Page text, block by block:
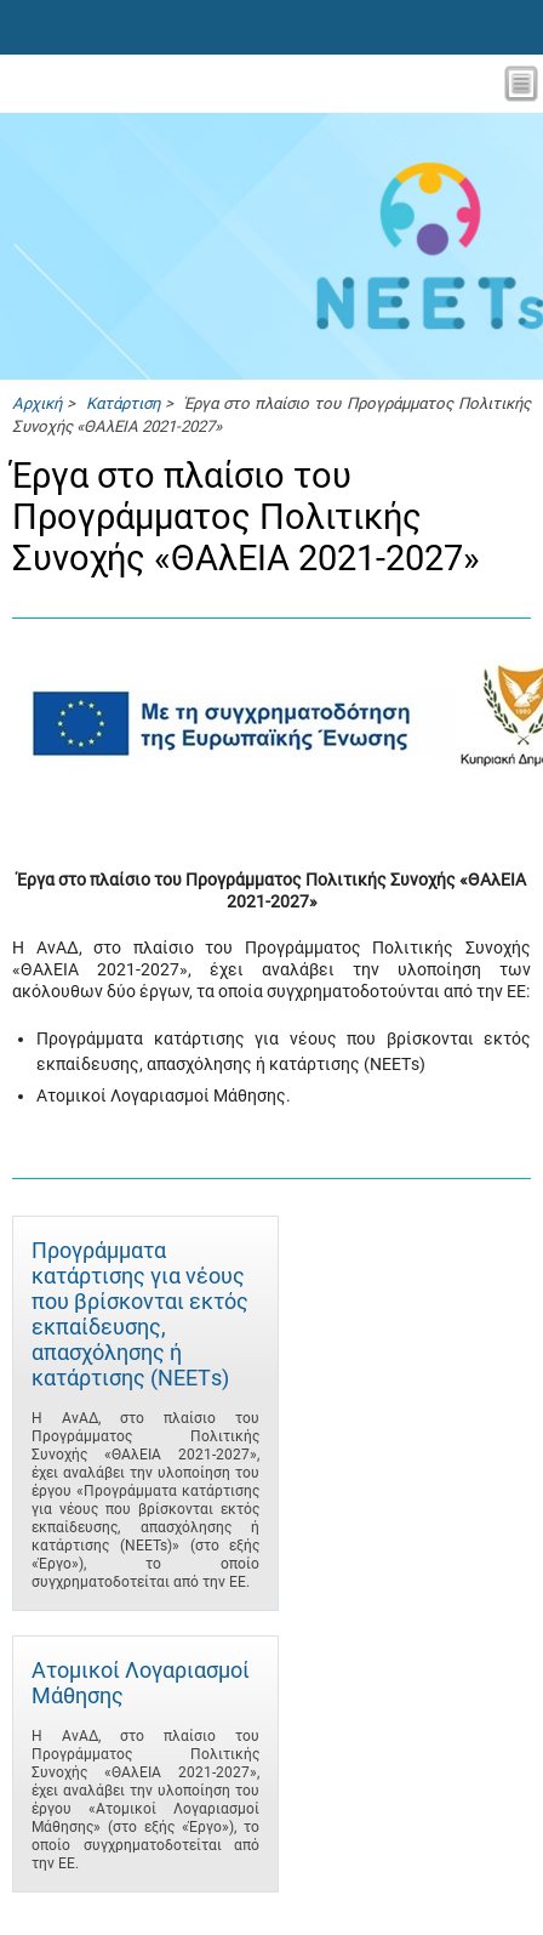
Αρχική> Κατάρτιση> Έργα στο πλαίσιο του Προγράμματος Πολιτικής
Συνοχής «ΘΑλΕΙΑ 2021-2027»
Έργα στο πλαίσιο του
Προγράμματος Πολιτικής
Συνοχής «ΘΑλΕΙΑ 2021-2027»
Έργα στο πλαίσιο του Προγράμματος Πολιτικής Συνοχής «ΘΑλΕΙΑ
2021-2027»
Η ΑνΑΔ, στο πλαίσιο του Προγράμματος Πολιτικής Συνοχής
«ΘΑλΕΙΑ 2021-2027», έχει αναλάβει την υλοποίηση των
ακόλουθων δύο έργων, τα οποία συγχρηματοδοτούνται από την ΕΕ:
Προγράμματα κατάρτισης για νέους που βρίσκονται εκτός
εκπαίδευσης, απασχόλησης ή κατάρτισης (ΝΕΕΤs)
Ατομικοί Λογαριασμοί Μάθησης.
Προγράμματα
κατάρτισης για νέους
που βρίσκονται εκτός
εκπαίδευσης,
απασχόλησης ή
κατάρτισης (ΝΕΕΤs)
Η ΑνΑΔ, στο πλαίσιο του
Προγράμματος Πολιτικής
Συνοχής «ΘΑλΕΙΑ 2021-2027»,
έχει αναλάβει την υλοποίηση του
έργου «Προγράμματα κατάρτισης
για νέους που βρίσκονται εκτός
εκπαίδευσης, απασχόλησης ή
κατάρτισης (NEETs)» (στο εξής
«Έργο»), το οποίο
συγχρηματοδοτείται από την ΕΕ.
Ατομικοί Λογαριασμοί
Μάθησης
Η ΑνΑΔ, στο πλαίσιο του
Προγράμματος Πολιτικής
Συνοχής «ΘΑλΕΙΑ 2021-2027»,
έχει αναλάβει την υλοποίηση του
έργου «Ατομικοί Λογαριασμοί
Μάθησης» (στο εξής «Έργο»), το
οποίο συγχρηματοδοτείται από
την ΕΕ.